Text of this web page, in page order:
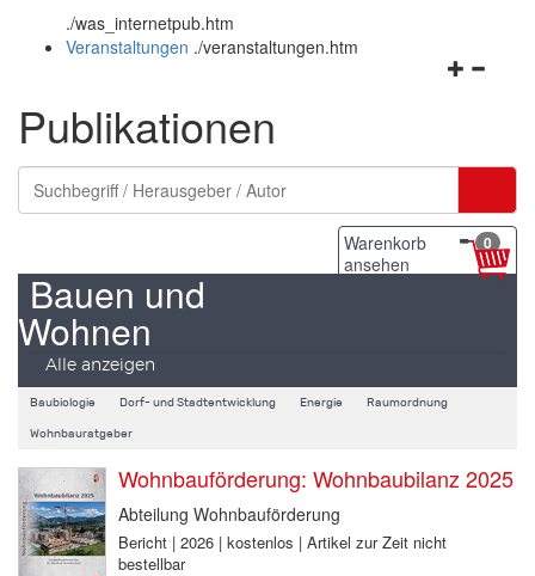
und
schließen
./was_internetpub.htm
Veranstaltungen ./veranstaltungen.htm
Publikationen
Warenkorb
ansehen
0
Bauen und
Wohnen
Alle anzeigen
Baubiologie Dorf- und Stadtentwicklung Energie Raumordnung
Wohnbauratgeber
Wohnbauförderung: Wohnbaubilanz 2025
Abteilung Wohnbauförderung
Bericht | 2026 | kostenlos | Artikel zur Zeit nicht
bestellbar